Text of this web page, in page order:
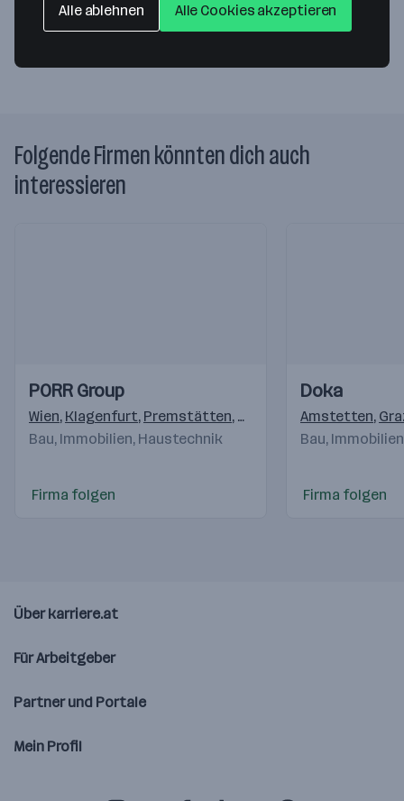
2345 Brunn am Gebirge
— Route berechnen
Folgende Firmen könnten dich auch
interessieren
Videos
Einblicke
Einblicke
PORR Group
Wien, Klagenfurt, Premstätten, Salzburg ,Pölten,Linz ,
Bau, Immobilien, Haustechnik
Firma folgen
Videos
Einblicke
Einblicke
Doka
Amstetten,
Bau,
Firma folgen
Über karriere.at
Für Arbeitgeber
Partner und Portale
Mein Profil
Alle ablehnen Alle Cookies akzeptieren